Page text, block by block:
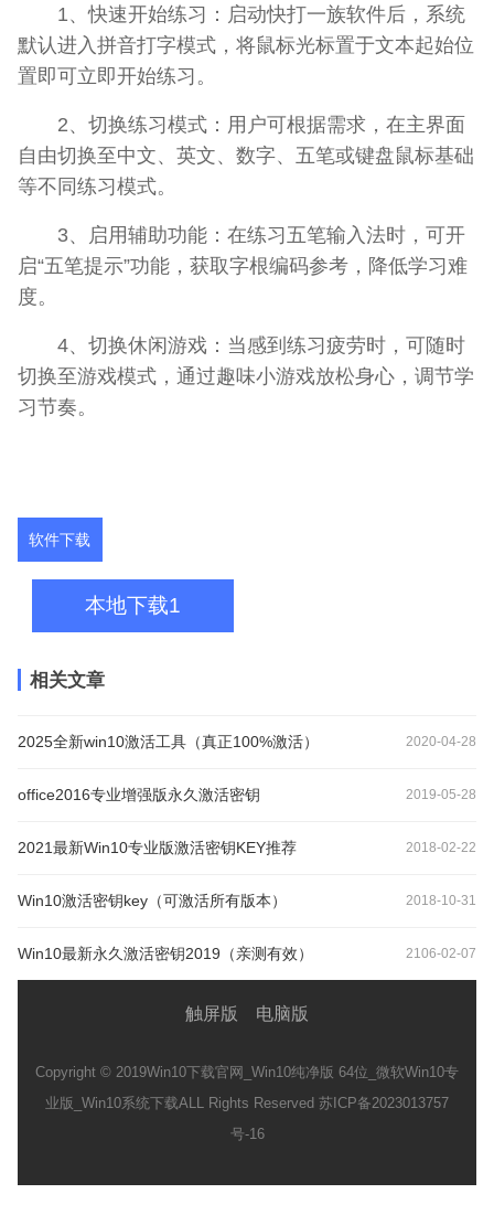
1、快速开始练习：启动快打一族软件后，系统
默认进入拼音打字模式，将鼠标光标置于文本起始位
置即可立即开始练习。
2、切换练习模式：用户可根据需求，在主界面
自由切换至中文、英文、数字、五笔或键盘鼠标基础
等不同练习模式。
3、启用辅助功能：在练习五笔输入法时，可开
启“五笔提示”功能，获取字根编码参考，降低学习难
度。
4、切换休闲游戏：当感到练习疲劳时，可随时
切换至游戏模式，通过趣味小游戏放松身心，调节学
习节奏。
软件下载
本地下载1
相关文章
2025全新win10激活工具（真正100%激活） 2020-04-28
office2016专业增强版永久激活密钥 2019-05-28
2021最新Win10专业版激活密钥KEY推荐 2018-02-22
Win10激活密钥key（可激活所有版本） 2018-10-31
Win10最新永久激活密钥2019（亲测有效） 2106-02-07
触屏版 电脑版
Copyright © 2019Win10下载官网_Win10纯净版 64位_微软Win10专
业版_Win10系统下载ALL Rights Reserved 苏ICP备2023013757
号-16